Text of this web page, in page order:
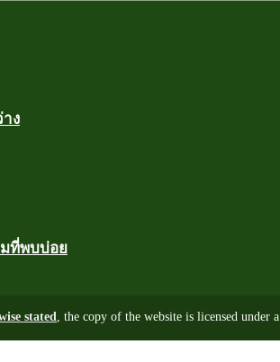
ง
ที่พบบ่อย
stated, the copy of the website is licensed under a